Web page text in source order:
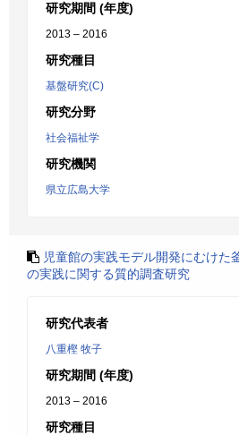
研究期間 (年度)
2013 – 2016
研究種目
基盤研究(C)
研究分野
社会福祉学
研究機関
県立広島大学
児童館の実践モデル開発にむけた
の実践に関する質的調査研究
研究代表者
八重樫 牧子
研究期間 (年度)
2013 – 2016
研究種目